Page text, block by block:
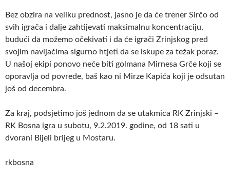
Bez obzira na veliku prednost, jasno je da će trener Sirčo od
svih igrača i dalje zahtijevati maksimalnu koncentraciju,
budući da možemo očekivati i da će igrači Zrinjskog pred
svojim navijačima sigurno htjeti da se iskupe za težak poraz.
U našoj ekipi ponovo neće biti golmana Mirnesa Grče koji se
oporavlja od povrede, baš kao ni Mirze Kapića koji je odsutan
još od decembra.
Za kraj, podsjetimo još jednom da se utakmica RK Zrinjski –
RK Bosna igra u subotu, 9.2.2019. godine, od 18 sati u
dvorani Bijeli brijeg u Mostaru.
rkbosna